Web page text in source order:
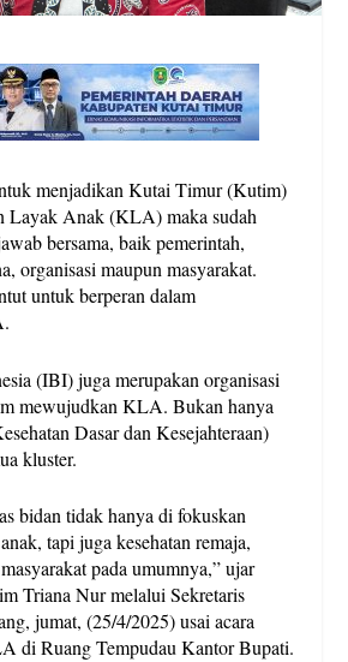
menjadikan Kutai Timur (Kutim)
Layak Anak (KLA) maka sudah
bersama, baik pemerintah,
organisasi maupun masyarakat.
untuk berperan dalam
(IBI) juga merupakan organisasi
mewujudkan KLA. Bukan hanya
Dasar dan Kesejahteraan)
kluster.
bidan tidak hanya di fokuskan
tapi juga kesehatan remaja,
pada umumnya,” ujar
Triana Nur melalui Sekretaris
jumat, (25/4/2025) usai acara
di Ruang Tempudau Kantor Bupati.